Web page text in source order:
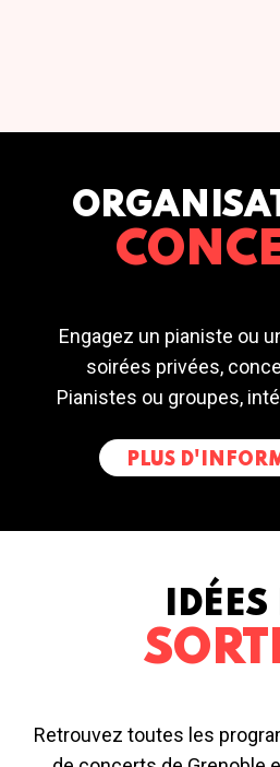
Engagez un pianiste ou
soirées privées,
Pianistes ou groupes,
PLUS
IDÉES
Retrouvez toutes les